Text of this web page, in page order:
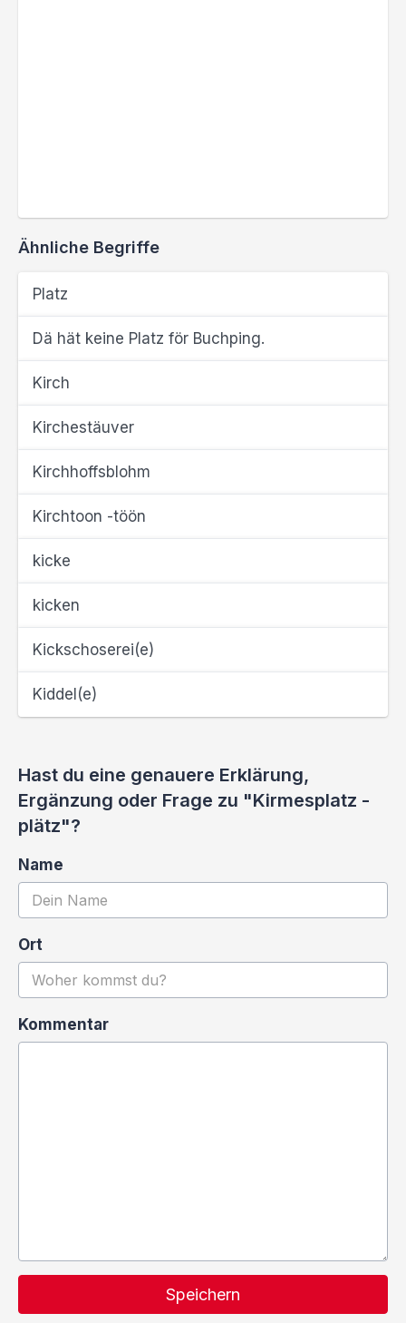
Ähnliche Begriffe
Platz
Dä hät keine Platz för Buchping.
Kirch
Kirchestäuver
Kirchhoffsblohm
Kirchtoon -töön
kicke
kicken
Kickschoserei(e)
Kiddel(e)
Hast du eine genauere Erklärung,
Ergänzung oder Frage zu "Kirmesplatz -
plätz"?
Name
Ort
Kommentar
Speichern